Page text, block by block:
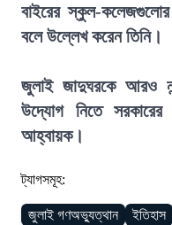
বাইরের স্কুল-কলেজগুলোর
বলে উল্লেখ করেন তিনি।
জুলাই জাদুঘরকে আরও
উদ্যোগ নিতে
আহ্বায়ক।
ট্যাগসমূহ:
জুলাই গণঅভ্যুত্থান ইতিহাস